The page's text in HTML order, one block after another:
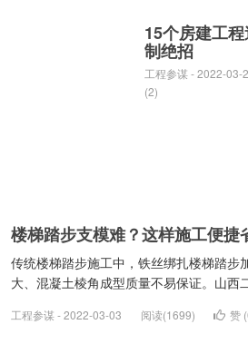
15个房建工
制绝招
工程参谋 - 2022-03-
(2)
楼梯踏步支模难？这样施工便捷
传统楼梯踏步施工中，铁丝绑扎楼梯踏步
大、混凝土棱角成型质量不易保证。山西
工程参谋 - 2022-03-03 阅读(1699) 赞 (